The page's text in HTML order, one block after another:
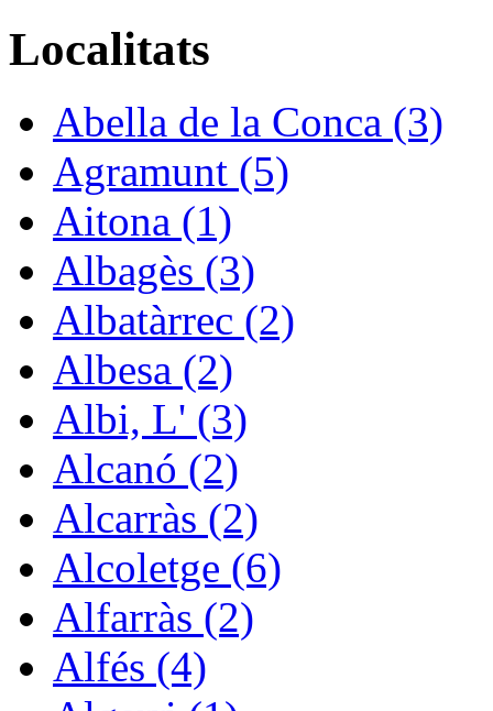
Localitats
Abella de la Conca (3)
Agramunt (5)
Aitona (1)
Albagès (3)
Albatàrrec (2)
Albesa (2)
Albi, L' (3)
Alcanó (2)
Alcarràs (2)
Alcoletge (6)
Alfarràs (2)
Alfés (4)